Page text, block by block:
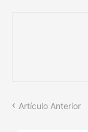
Artículo Anterior